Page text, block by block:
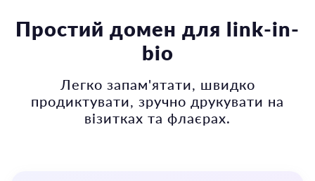
Простий домен для link-in-
bio
Легко запам'ятати, швидко
продиктувати, зручно друкувати на
візитках та флаєрах.